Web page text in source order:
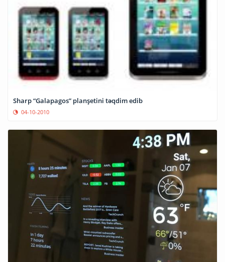
Sharp “Galapagos” planşetini təqdim edib
04-10-2010